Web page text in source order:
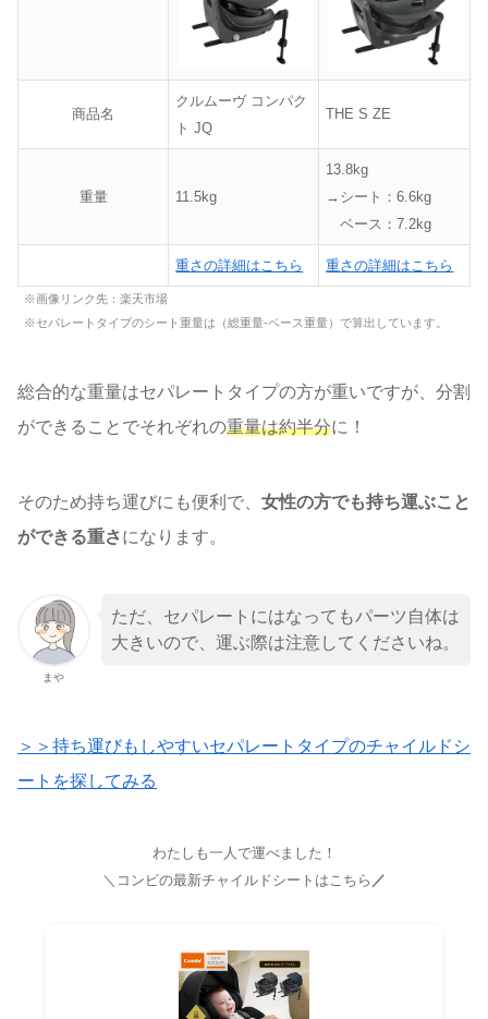
商品名
クルムーヴ コンパク
ト JQ
THE S ZE
重量 11.5kg
13.8kg
→シート：6.6kg
ベース：7.2kg
重さの詳細はこちら 重さの詳細はこちら
※画像リンク先：楽天市場
※セパレートタイプのシート重量は（総重量-ベース重量）で算出しています。
総合的な重量はセパレートタイプの方が重いですが、分割
ができることでそれぞれの重量は約半分に！
そのため持ち運びにも便利で、 女性の方でも持ち運ぶこと
ができる重さになります。
まや
ただ、セパレートにはなってもパーツ自体は
大きいので、運ぶ際は注意してくださいね。
＞＞持ち運びもしやすいセパレートタイプのチャイルドシ
ートを探してみる
わたしも一人で運べました！
＼コンビの最新チャイルドシートはこちら ／